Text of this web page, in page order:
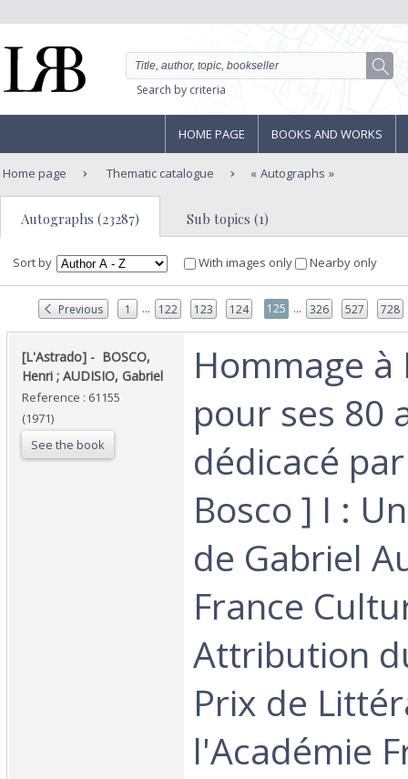
Search by criteria
HOME PAGE BOOKS AND WORKS
Home page Thematic catalogue Autographs
Autographs (23287) Sub topics (1)
Sort by With images only Nearby only
Previous 1 ... 122 123 124 125 ... 326 527 728
‎[L'Astrado] - ‎ ‎BOSCO,
Henri ; AUDISIO, Gabriel‎
Reference : 61155
(1971)
See the book
‎Hommage à
pour ses 80
dédicacé
Bosco ] I :
de Gabriel
France
Attribution
Prix de
l'Académie